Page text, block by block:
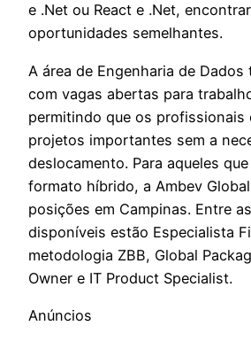
e .Net ou React e .Net,
oportunidades semelhantes.
A área de Engenharia de Dados
com vagas abertas para
permitindo que os profissionais
projetos importantes sem a
deslocamento. Para aqueles
formato híbrido, a Ambev
posições em Campinas. Entre
disponíveis estão Especialista
metodologia ZBB, Global
Owner e IT Product Specialist.
Anúncios